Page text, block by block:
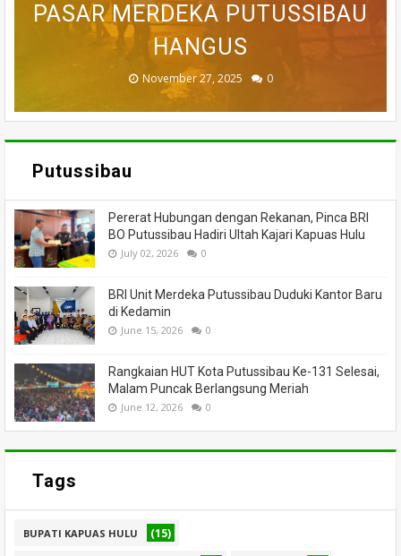
MEMANCING DITEMUKAN
MENINGGAL DUNIA
July 05, 2026 0
PASAR MERDEKA PUTUSSIBAU
HANGUS
November 27, 2025 0
KORAMIL BADAU BERI
BANTUAN
March 26, 2025 0
PUTUSSIBAU LUDES DILALAP
API
March 13, 2025 0
TEWAS SETELAH 'DIHAKIMI'
MASSA
February 18, 2025 0
Putussibau
Pererat Hubungan dengan Rekanan, Pinca BRI
BO Putussibau Hadiri Ultah Kajari Kapuas Hulu
July 02, 2026 0
BRI Unit Merdeka Putussibau Duduki Kantor Baru
di Kedamin
June 15, 2026 0
Rangkaian HUT Kota Putussibau Ke-131 Selesai,
Malam Puncak Berlangsung Meriah
June 12, 2026 0
Tags
BUPATI KAPUAS HULU (15)